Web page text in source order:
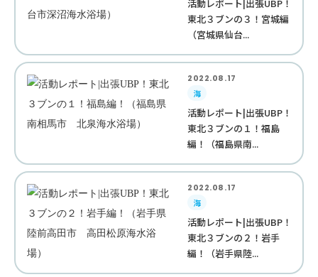
活動レポート|出張UBP！
東北３ブンの３！宮城編
（宮城県仙台...
2022.08.17
海
活動レポート|出張UBP！
東北３ブンの１！福島
編！（福島県南...
2022.08.17
海
活動レポート|出張UBP！
東北３ブンの２！岩手
編！（岩手県陸...